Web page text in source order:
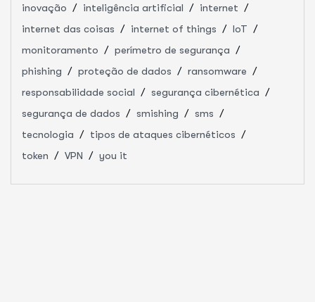
inovação
inteligência artificial
internet
internet das coisas
internet of things
IoT
monitoramento
perímetro de segurança
phishing
proteção de dados
ransomware
responsabilidade social
segurança cibernética
segurança de dados
smishing
sms
tecnologia
tipos de ataques cibernéticos
token
VPN you it